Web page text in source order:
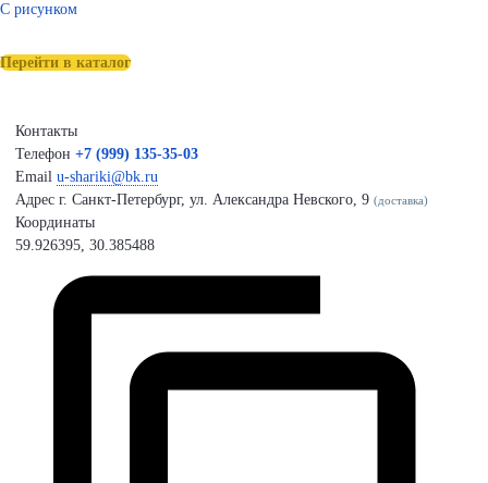
С рисунком
Перейти в каталог
Контакты
Телефон +7 (999) 135-35-03
Email u-shariki@bk.ru
Адрес г. Санкт-Петербург, ул. Александра Невского, 9 (доставка)
Координаты
59.926395, 30.385488